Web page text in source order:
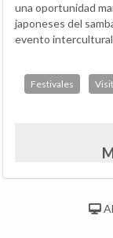
una oportunidad
japoneses del
evento
Festivales